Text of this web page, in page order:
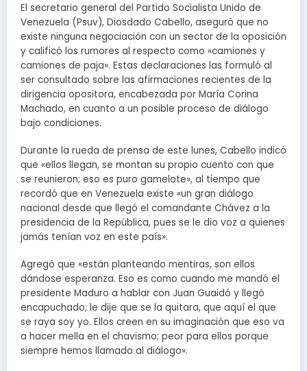
El secretario general del Partido Socialista Unido de
Venezuela (Psuv), Diosdado Cabello, aseguró que no
existe ninguna negociación con un sector de la oposición
y calificó los rumores al respecto como «camiones y
camiones de paja». Estas declaraciones las formuló al
ser consultado sobre las afirmaciones recientes de la
dirigencia opositora, encabezada por María Corina
Machado, en cuanto a un posible proceso de diálogo
bajo condiciones.
Durante la rueda de prensa de este lunes, Cabello indicó
que «ellos llegan, se montan su propio cuento con que
se reunieron; eso es puro gamelote», al tiempo que
recordó que en Venezuela existe «un gran diálogo
nacional desde que llegó el comandante Chávez a la
presidencia de la República, pues se le dio voz a quienes
jamás tenían voz en este país».
Agregó que «están planteando mentiras, son ellos
dándose esperanza. Eso es como cuando me mandó el
presidente Maduro a hablar con Juan Guaidó y llegó
encapuchado; le dije que se la quitara, que aquí el que
se raya soy yo. Ellos creen en su imaginación que eso va
a hacer mella en el chavismo; peor para ellos porque
siempre hemos llamado al diálogo».